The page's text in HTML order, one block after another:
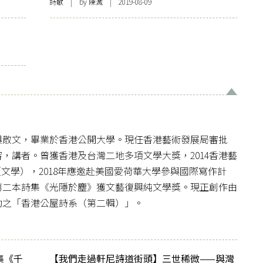
文，畢業於香港公開大學。現任香港藝術發展局審批
講者。曾獲香港及台灣二地多項文學大獎，2014香港藝
學），2018年應邀赴美國愛荷華大學參與國際寫作計
本詩集《光隱於塵》獲文藝復興純文學獎。現正創作由
「香港公屋詩系（第二輯）」。
《千 【我們走過軒尼詩道街頭】三世稀微——與灣